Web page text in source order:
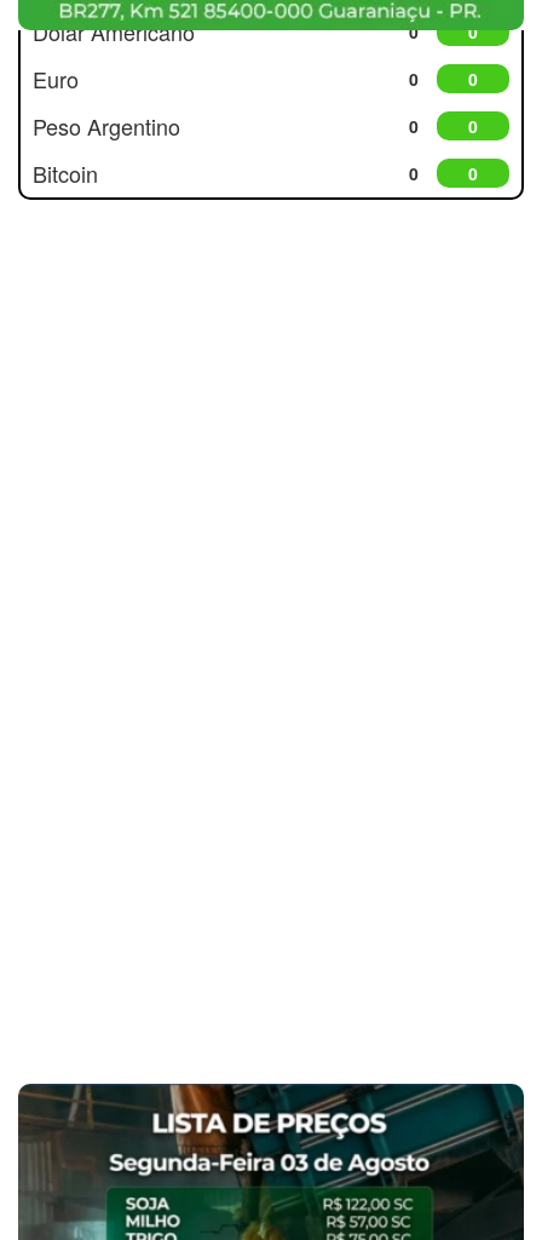
Dólar Americano 0 0
Euro 0 0
Peso Argentino 0 0
Bitcoin 0 0